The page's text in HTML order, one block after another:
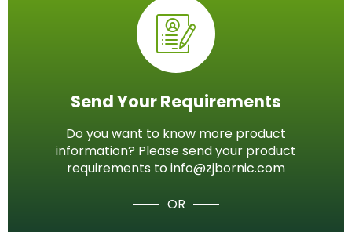
Send Your Requirements
Do you want to know more product
information? Please send your product
requirements to info@zjbornic.com
OR